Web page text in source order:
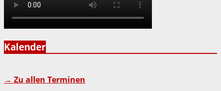
Kalender
→ Zu allen Terminen